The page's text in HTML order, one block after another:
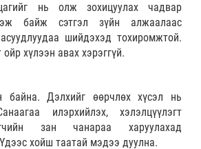
нь олж зохицуулах чадвар
байж сэтгэл зүйн алжаалаас
шийдэхэд тохиромжтой.
хүлээн авах хэрэггүй.
байна. Дэлхийг өөрчлөх хүсэл нь
илэрхийлэх, хэлэлцүүлэгт
зан чанараа харуулахад
хойш таатай мэдээ дуулна.